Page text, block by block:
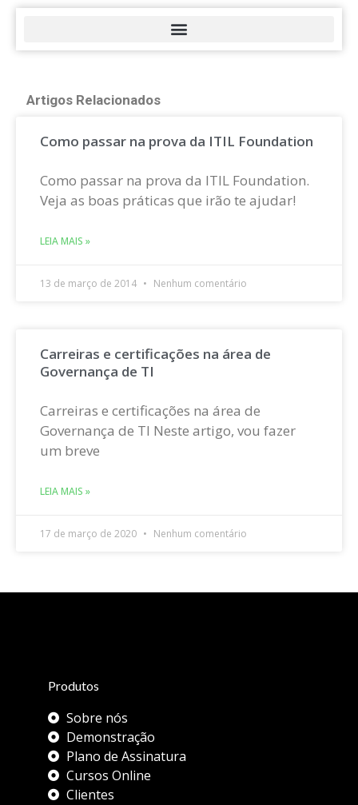
Artigos Relacionados
Como passar na prova da ITIL Foundation
Como passar na prova da ITIL Foundation.
Veja as boas práticas que irão te ajudar!
LEIA MAIS »
13 de março de 2014 Nenhum comentário
Carreiras e certificações na área de
Governança de TI
Carreiras e certificações na área de
Governança de TI Neste artigo, vou fazer
um breve
LEIA MAIS »
17 de março de 2020 Nenhum comentário
Produtos
Sobre nós
Demonstração
Plano de Assinatura
Cursos Online
Clientes